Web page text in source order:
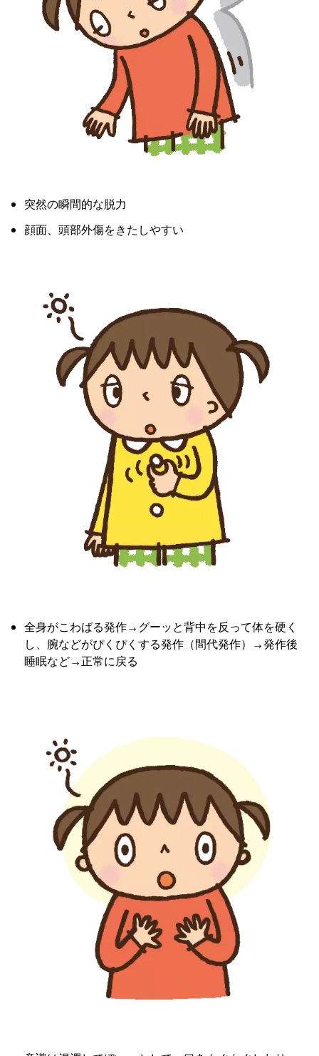
突然の瞬間的な脱力
顔面、頭部外傷をきたしやすい
全身がこわばる発作→グーッと背中を反って体を硬く
し、腕などがぴくぴくする発作（間代発作）→発作後
睡眠など→正常に戻る